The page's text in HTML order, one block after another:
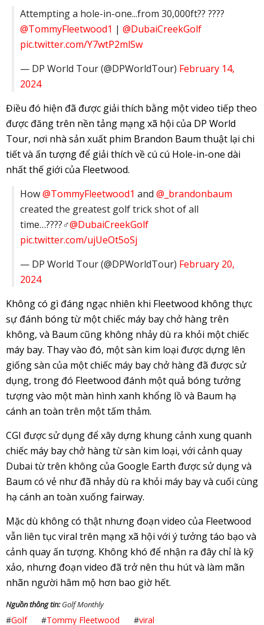
Attempting a hole-in-one...from 30,000ft?? ????
@TommyFleetwood1 | @DubaiCreekGolf
pic.twitter.com/Y7wtP2mlSw
— DP World Tour (@DPWorldTour) February 14,
2024
Điều đó hiện đã được giải thích bằng một video tiếp theo
được đăng trên nền tảng mạng xã hội của DP World
Tour, nơi nhà sản xuất phim Brandon Baum thuật lại chi
tiết và ấn tượng để giải thích về cú cú Hole-in-one dài
nhất thế giới của Fleetwood.
How@TommyFleetwood1 and @_brandonbaum
created the greatest golf trick shot of all
time…????️‍♂️@DubaiCreekGolf
pic.twitter.com/ujUeOt5oSj
— DP World Tour (@DPWorldTour) February 20,
2024
Không có gì đáng ngạc nhiên khi Fleetwood không thực
sự đánh bóng từ một chiếc máy bay chở hàng trên
không, và Baum cũng không nhảy dù ra khỏi một chiếc
máy bay. Thay vào đó, một sàn kim loại được dựng lên
giống sàn của một chiếc máy bay chở hàng đã được sử
dụng, trong đó Fleetwood đánh một quả bóng tưởng
tượng vào một màn hình xanh khổng lồ và Baum hạ
cánh an toàn trên một tấm thảm.
CGI được sử dụng để xây dựng khung cảnh xung quanh
chiếc máy bay chở hàng từ sàn kim loại, với cảnh quay
Dubai từ trên không của Google Earth được sử dụng và
Baum có vẻ như đã nhảy dù ra khỏi máy bay và cuối cùng
hạ cánh an toàn xuống fairway.
Mặc dù không có thật nhưng đoạn video của Fleetwood
vẫn liên tục viral trên mạng xã hội với ý tưởng táo bạo và
cảnh quay ấn tượng. Không khó để nhận ra đây chỉ là kỹ
xảo, nhưng đoạn video đã trở nên thu hút và làm mãn
nhãn người hâm mộ hơn bao giờ hết.
Nguồn thông tin:Golf Monthly
#Golf #Tommy Fleetwood #viral